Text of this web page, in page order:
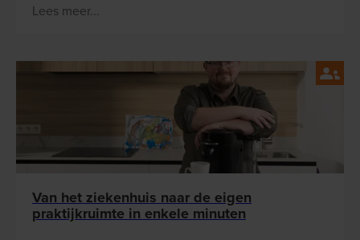
noteerde. "Dat was een belangrijk moment voor
huis," vertelt Shana. Intussen kwamen zoontjes Vic
(6) en Tuur (1) ter wereld en wonen ze met hun
vieren in hun gezellige patiowoning.
Lees meer...
Van het ziekenhuis naar de eigen
praktijkruimte in enkele minuten